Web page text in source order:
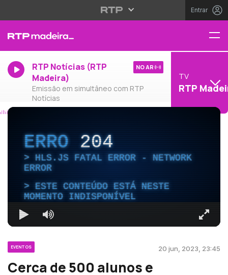
Entrar
RTP Notícias (RTP
Madeira)
Emissão em simultâneo com RTP
Notícias
NO AR
TV
RTP
ERRO204
HLS.JS FATAL ERROR - NETWORK
ERROR
ESTE CONTEÚDO ESTÁ NESTE
MOMENTO INDISPONÍVEL
EVENTOS 20 jun, 2023, 23:45
Cerca de 500 alunos e